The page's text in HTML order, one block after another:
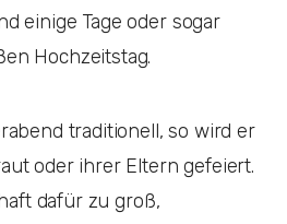
einige Tage oder sogar
Hochzeitstag.
traditionell, so wird er
oder ihrer Eltern gefeiert.
dafür zu groß,